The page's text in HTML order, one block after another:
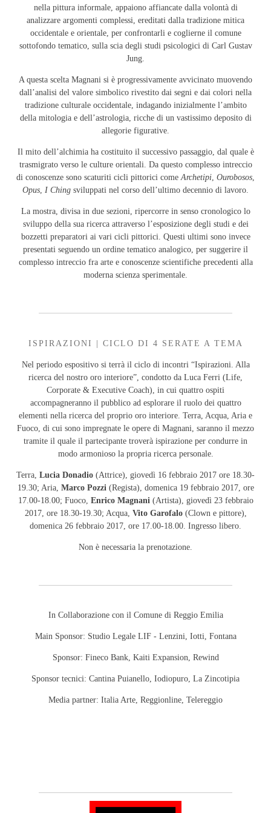
nella pittura informale, appaiono affiancate dalla volontà di
analizzare argomenti complessi, ereditati dalla tradizione mitica
occidentale e orientale, per confrontarli e coglierne il comune
sottofondo tematico, sulla scia degli studi psicologici di Carl Gustav
Jung.
A questa scelta Magnani si è progressivamente avvicinato muovendo
dall’analisi del valore simbolico rivestito dai segni e dai colori nella
tradizione culturale occidentale, indagando inizialmente l’ambito
della mitologia e dell’astrologia, ricche di un vastissimo deposito di
allegorie figurative.
Il mito dell’alchimia ha costituito il successivo passaggio, dal quale è
trasmigrato verso le culture orientali. Da questo complesso intreccio
di conoscenze sono scaturiti cicli pittorici come Archetipi Ourobosos
Opus I Ching sviluppati nel corso dell’ultimo decennio di lavoro.
La mostra, divisa in due sezioni, ripercorre in senso cronologico lo
sviluppo della sua ricerca attraverso l’esposizione degli studi e dei
bozzetti preparatori ai vari cicli pittorici. Questi ultimi sono invece
presentati seguendo un ordine tematico analogico, per suggerire il
complesso intreccio fra arte e conoscenze scientifiche precedenti alla
moderna scienza sperimentale.
ISPIRAZIONI | CICLO DI 4 SERATE A TEMA
Nel periodo espositivo si terrà il ciclo di incontri “Ispirazioni. Alla
ricerca del nostro oro interiore”, condotto da Luca Ferri (Life,
Corporate & Executive Coach), in cui quattro ospiti
accompagneranno il pubblico ad esplorare il ruolo dei quattro
elementi nella ricerca del proprio oro interiore. Terra, Acqua, Aria e
Fuoco, di cui sono impregnate le opere di Magnani, saranno il mezzo
tramite il quale il partecipante troverà ispirazione per condurre in
modo armonioso la propria ricerca personale.
Terra, Lucia Donadio (Attrice), giovedì 16 febbraio 2017 ore 18.30-
19.30; Aria, Marco Pozzi (Regista), domenica 19 febbraio 2017, ore
17.00-18.00; Fuoco, Enrico Magnani (Artista), giovedì 23 febbraio
2017, ore 18.30-19.30; Acqua, Vito Garofalo(Clown e pittore),
domenica 26 febbraio 2017, ore 17.00-18.00. Ingresso libero.
Non è necessaria la prenotazione.
In Collaborazione con il Comune di Reggio Emilia
Main Sponsor: Studio Legale LIF - Lenzini, Iotti, Fontana
Sponsor: Fineco Bank, Kaiti Expansion, Rewind
Sponsor tecnici: Cantina Puianello, Iodiopuro, La Zincotipia
Media partner: Italia Arte, Reggionline, Telereggio